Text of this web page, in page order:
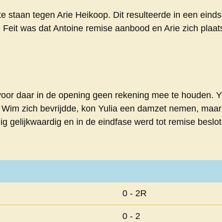
staan tegen Arie Heikoop. Dit resulteerde in een
was dat Antoine remise aanbood en Arie zich
daar in de opening geen rekening mee te houden.
zich bevrijdde, kon Yulia een damzet nemen,
gelijkwaardig en in de eindfase werd tot remise
0 - 2R
0 - 2